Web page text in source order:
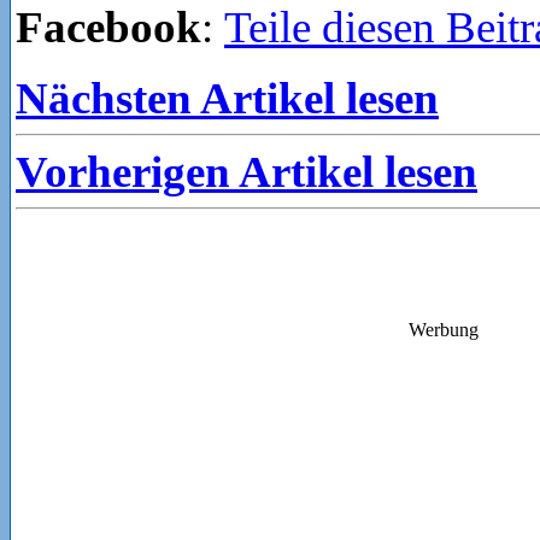
Facebook: Teile diesen
Nächsten Artikel lesen
Vorherigen Artikel lesen
Werbung